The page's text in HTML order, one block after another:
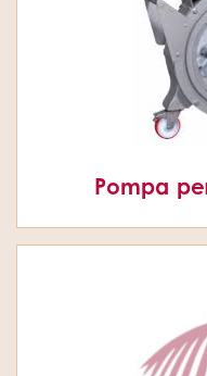
Pompa